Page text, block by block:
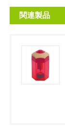
関連製品